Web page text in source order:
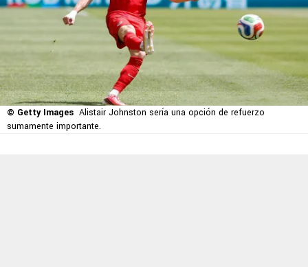
© Getty Images Alistair Johnston sería una opción de refuerzo
sumamente importante.